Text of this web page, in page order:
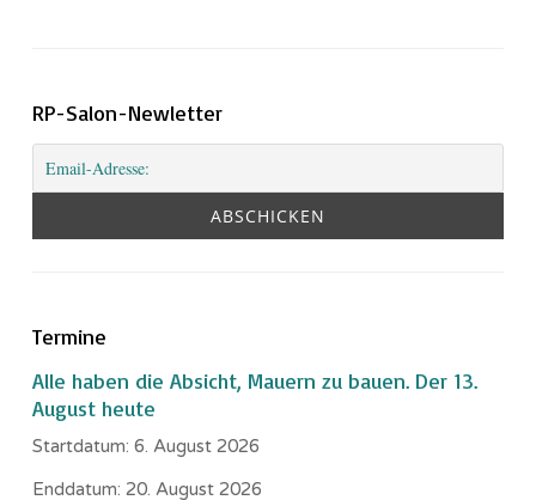
RP-Salon-Newletter
Termine
Alle haben die Absicht, Mauern zu bauen. Der 13.
August heute
Startdatum: 6. August 2026
Enddatum: 20. August 2026